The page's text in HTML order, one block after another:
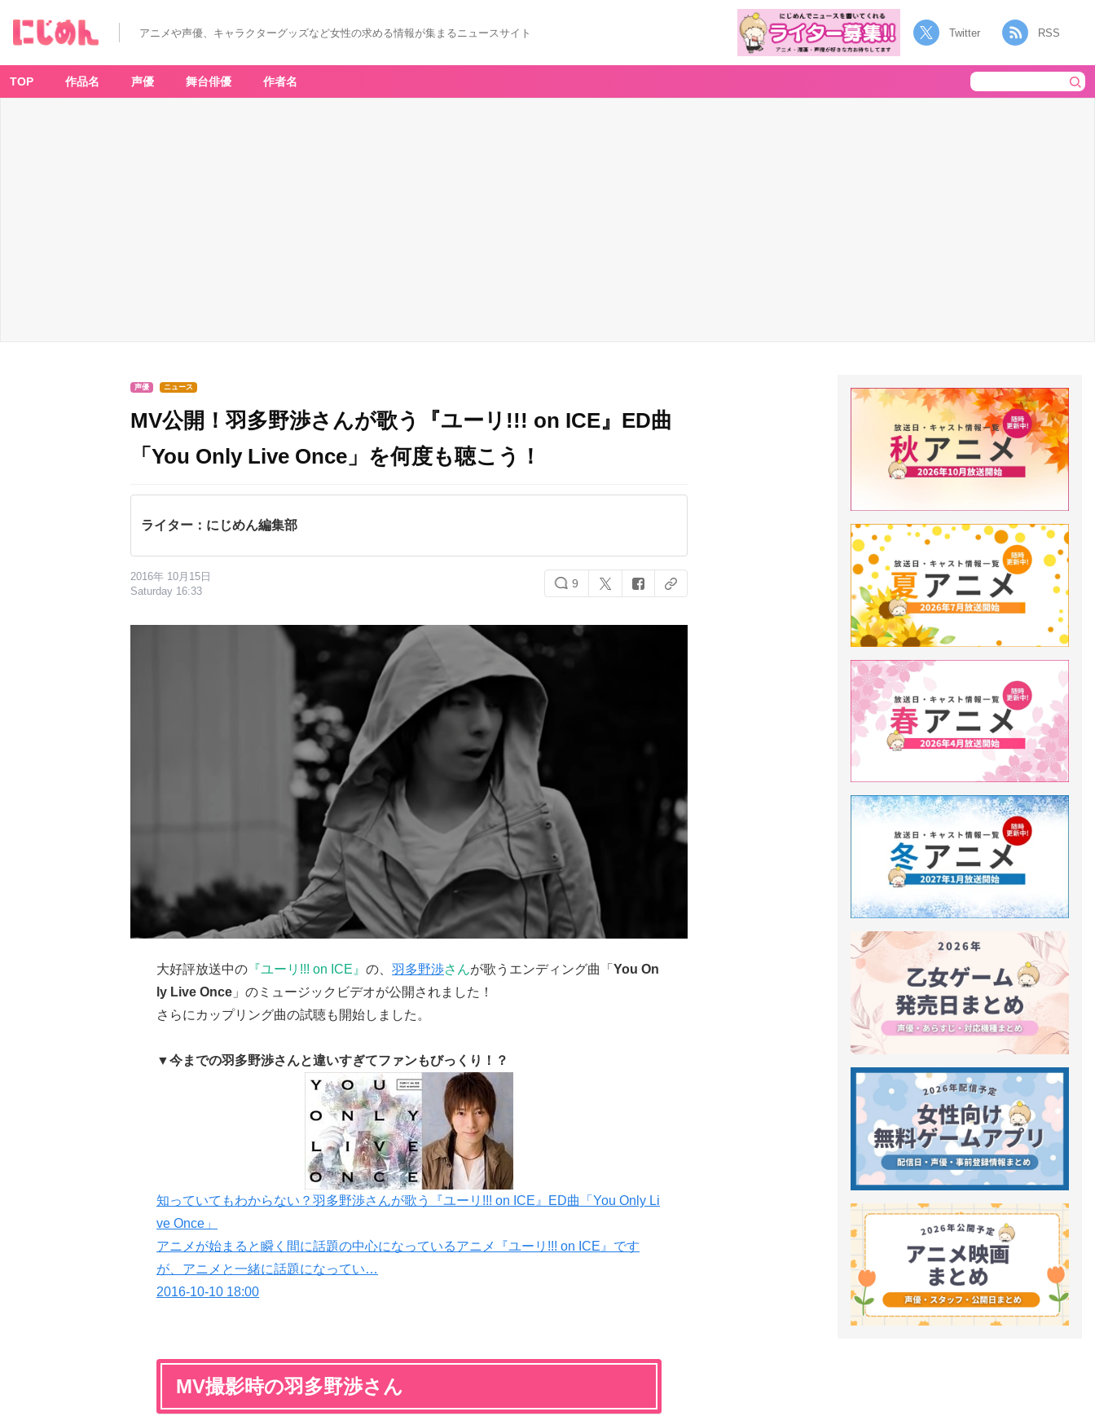
アニメや声優、キャラクターグッズなど女性の求める情報が集まるニュースサイト Twitter RSS
TOP 作品名 声優 舞台俳優 作者名
声優 ニュース
MV公開！羽多野渉さんが歌う『ユーリ!!! on ICE』ED曲
「You Only Live Once」を何度も聴こう！
ライター：にじめん編集部
2016年 10月15日
Saturday 16:33
9
大好評放送中の 『ユーリ!!! on ICE』 の、 羽多野渉さんが歌うエンディング曲「 You On
ly Live Once 」のミュージックビデオが公開されました！
さらにカップリング曲の試聴も開始しました。
▼今までの羽多野渉さんと違いすぎてファンもびっくり！？
知っていてもわからない？羽多野渉さんが歌う『ユーリ!!! on ICE』ED曲「You Only Li
ve Once」
アニメが始まると瞬く間に話題の中心になっているアニメ『ユーリ!!! on ICE』です
が、アニメと一緒に話題になってい…
2016-10-10 18:00
MV撮影時の羽多野渉さん